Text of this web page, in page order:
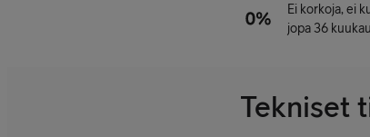
Ei korkoja, ei
jopa 36
Tekniset